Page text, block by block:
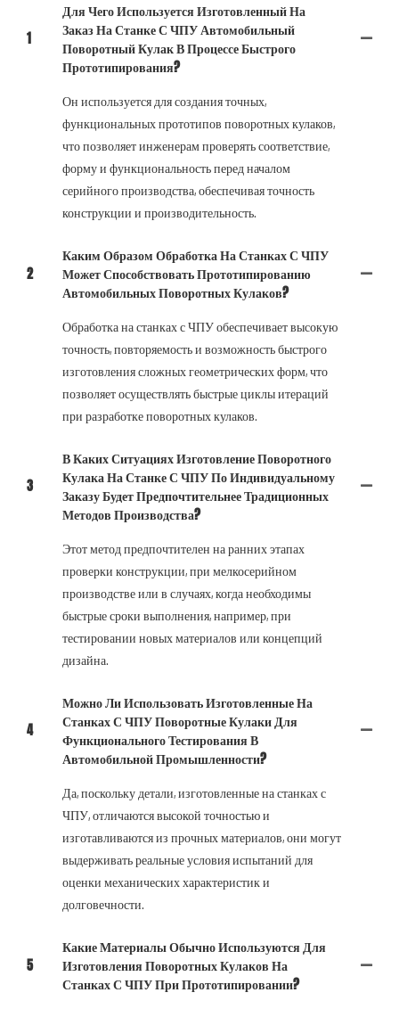
1
Для Чего Используется Изготовленный На
Заказ На Станке С ЧПУ Автомобильный
Поворотный Кулак В Процессе Быстрого
Прототипирования?
Он используется для создания точных,
функциональных прототипов поворотных кулаков,
что позволяет инженерам проверять соответствие,
форму и функциональность перед началом
серийного производства, обеспечивая точность
конструкции и производительность.
2
Каким Образом Обработка На Станках С ЧПУ
Может Способствовать Прототипированию
Автомобильных Поворотных Кулаков?
Обработка на станках с ЧПУ обеспечивает высокую
точность, повторяемость и возможность быстрого
изготовления сложных геометрических форм, что
позволяет осуществлять быстрые циклы итераций
при разработке поворотных кулаков.
3
В Каких Ситуациях Изготовление Поворотного
Кулака На Станке С ЧПУ По Индивидуальному
Заказу Будет Предпочтительнее Традиционных
Методов Производства?
Этот метод предпочтителен на ранних этапах
проверки конструкции, при мелкосерийном
производстве или в случаях, когда необходимы
быстрые сроки выполнения, например, при
тестировании новых материалов или концепций
дизайна.
4
Можно Ли Использовать Изготовленные На
Станках С ЧПУ Поворотные Кулаки Для
Функционального Тестирования В
Автомобильной Промышленности?
Да, поскольку детали, изготовленные на станках с
ЧПУ, отличаются высокой точностью и
изготавливаются из прочных материалов, они могут
выдерживать реальные условия испытаний для
оценки механических характеристик и
долговечности.
5
Какие Материалы Обычно Используются Для
Изготовления Поворотных Кулаков На
Станках С ЧПУ При Прототипировании?